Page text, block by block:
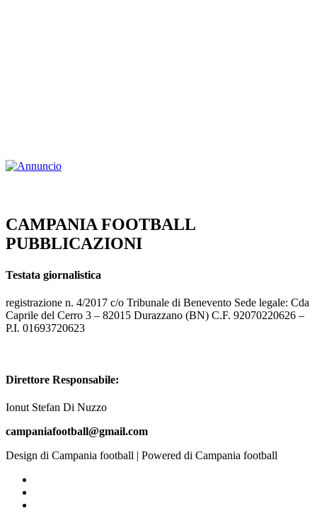
CAMPANIA FOOTBALL
PUBBLICAZIONI
Testata giornalistica
registrazione n. 4/2017 c/o Tribunale di Benevento Sede legale: Cda
Caprile del Cerro 3 – 82015 Durazzano (BN) C.F. 92070220626 –
P.I. 01693720623
Direttore Responsabile:
Ionut Stefan Di Nuzzo
campaniafootball@gmail.com
Design di Campania football | Powered di Campania football